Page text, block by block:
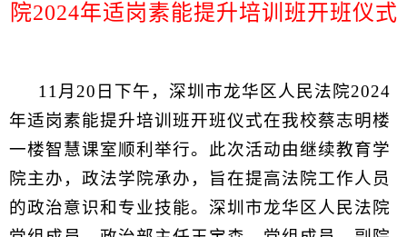
院2024年适岗素能提升培训班开班仪式
11月20日下午，深圳市龙华区人民法院2024
年适岗素能提升培训班开班仪式在我校蔡志明楼
一楼智慧课室顺利举行。此次活动由继续教育学
院主办，政法学院承办，旨在提高法院工作人员
的政治意识和专业技能。深圳市龙华区人民法院